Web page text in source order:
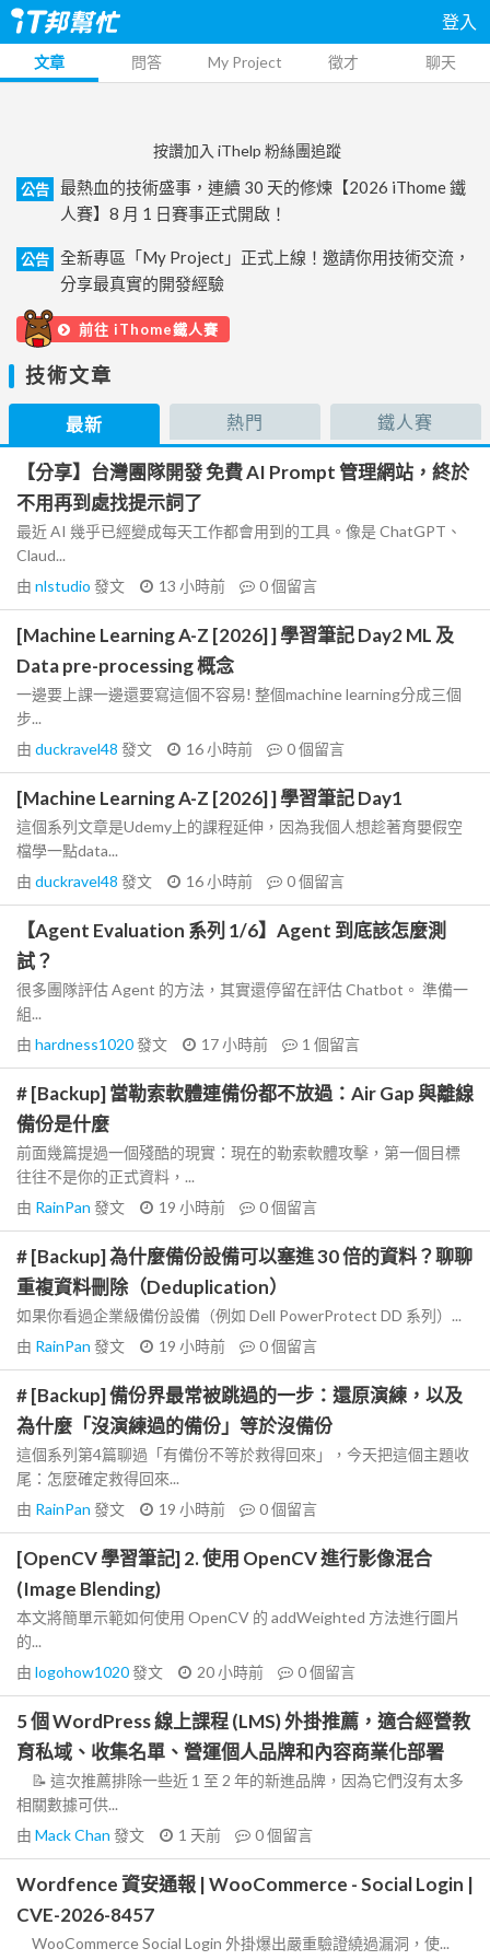
登入
文章 問答 My Project 徵才 聊天
按讚加入 iThelp 粉絲團追蹤
公告
最熱血的技術盛事，連續 30 天的修煉【2026 iThome 鐵
人賽】8 月 1 日賽事正式開啟！
公告
全新專區「My Project」正式上線！邀請你用技術交流，
分享最真實的開發經驗
前往 iThome鐵人賽
技術文章
最新 熱門 鐵人賽
【分享】台灣團隊開發 免費 AI Prompt 管理網站，終於
不用再到處找提示詞了
最近 AI 幾乎已經變成每天工作都會用到的工具。像是 ChatGPT、
Claud...
由 nlstudio 發文 13 小時前 0個留言
[Machine Learning A-Z [2026] ] 學習筆記 Day2 ML 及
Data pre-processing 概念
一邊要上課一邊還要寫這個不容易! 整個machine learning分成三個
步...
由 duckravel48 發文 16 小時前 0個留言
[Machine Learning A-Z [2026] ] 學習筆記 Day1
這個系列文章是Udemy上的課程延伸，因為我個人想趁著育嬰假空
檔學一點data...
由 duckravel48 發文 16 小時前 0個留言
【Agent Evaluation 系列 1/6】Agent 到底該怎麼測
試？
很多團隊評估 Agent 的方法，其實還停留在評估 Chatbot。 準備一
組...
由 hardness1020發文 17 小時前 1 個留言
# [Backup] 當勒索軟體連備份都不放過：Air Gap 與離線
備份是什麼
前面幾篇提過一個殘酷的現實：現在的勒索軟體攻擊，第一個目標
往往不是你的正式資料，...
由 RainPan 發文 19 小時前 0個留言
# [Backup] 為什麼備份設備可以塞進 30 倍的資料？聊聊
重複資料刪除（Deduplication）
如果你看過企業級備份設備（例如 Dell PowerProtect DD 系列）...
由 RainPan 發文 19 小時前 0個留言
# [Backup] 備份界最常被跳過的一步：還原演練，以及
為什麼「沒演練過的備份」等於沒備份
這個系列第4篇聊過「有備份不等於救得回來」，今天把這個主題收
尾：怎麼確定救得回來...
由 RainPan 發文 19 小時前 0個留言
[OpenCV 學習筆記] 2. 使用 OpenCV 進行影像混合
(Image Blending)
本文將簡單示範如何使用 OpenCV 的 addWeighted 方法進行圖片
的...
由 logohow1020發文 20 小時前 0個留言
5 個 WordPress 線上課程 (LMS) 外掛推薦，適合經營教
育私域、收集名單、營運個人品牌和內容商業化部署
📝 這次推薦排除一些近 1 至 2 年的新進品牌，因為它們沒有太多
相關數據可供...
由 Mack Chan 發文 1 天前 0個留言
Wordfence 資安通報 | WooCommerce - Social Login |
CVE-2026-8457
WooCommerce Social Login 外掛爆出嚴重驗證繞過漏洞，使...